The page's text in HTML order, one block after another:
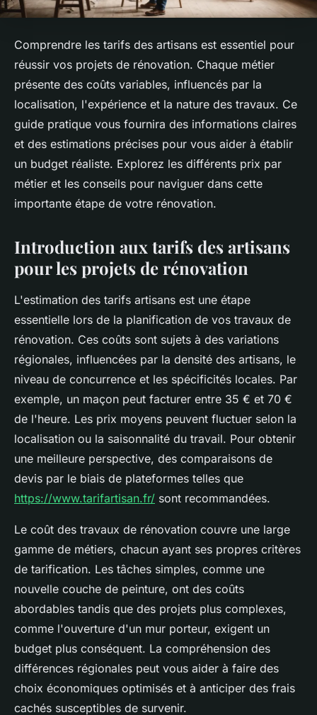
Comprendre les tarifs des artisans est essentiel pour
réussir vos projets de rénovation. Chaque métier
présente des coûts variables, influencés par la
localisation, l'expérience et la nature des travaux. Ce
guide pratique vous fournira des informations claires
et des estimations précises pour vous aider à établir
un budget réaliste. Explorez les différents prix par
métier et les conseils pour naviguer dans cette
importante étape de votre rénovation.
Introduction aux tarifs des artisans
pour les projets de rénovation
L'estimation des tarifs artisans est une étape
essentielle lors de la planification de vos travaux de
rénovation. Ces coûts sont sujets à des variations
régionales, influencées par la densité des artisans, le
niveau de concurrence et les spécificités locales. Par
exemple, un maçon peut facturer entre 35 € et 70 €
de l'heure. Les prix moyens peuvent fluctuer selon la
localisation ou la saisonnalité du travail. Pour obtenir
une meilleure perspective, des comparaisons de
devis par le biais de plateformes telles que
https://www.tarifartisan.fr/ sont recommandées.
Le coût des travaux de rénovation couvre une large
gamme de métiers, chacun ayant ses propres critères
de tarification. Les tâches simples, comme une
nouvelle couche de peinture, ont des coûts
abordables tandis que des projets plus complexes,
comme l'ouverture d'un mur porteur, exigent un
budget plus conséquent. La compréhension des
différences régionales peut vous aider à faire des
choix économiques optimisés et à anticiper des frais
cachés susceptibles de survenir.